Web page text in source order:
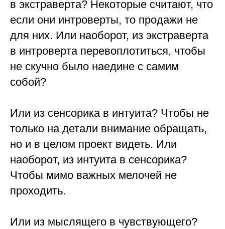
в экстраверта? Некоторые считают, что
если они интроверты, то продажи не
для них. Или наоборот, из экстраверта
в интроверта перевоплотиться, чтобы
не скучно было наедине с самим
собой?
Или из сенсорика в интуита? Чтобы не
только на детали внимание обращать,
но и в целом проект видеть. Или
наоборот, из интуита в сенсорика?
Чтобы мимо важных мелочей не
проходить.
Или из мыслящего в чувствующего?